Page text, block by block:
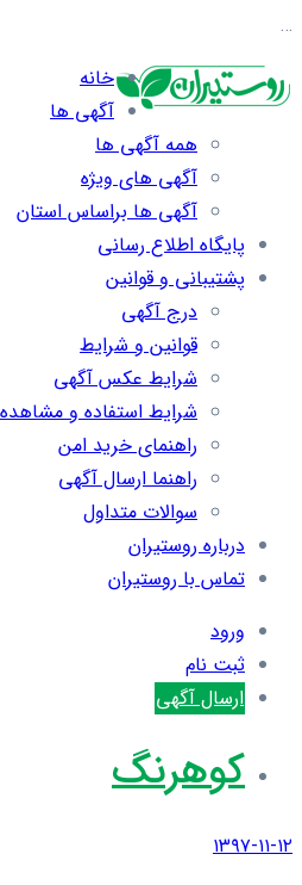
…
خانه
آگهی ها
همه آگهی ها
آگهی های ویژه
آگهی ها براساس استان
پایگاه اطلاع رسانی
پشتیبانی و قوانین
درج آگهی
قوانین و شرایط
شرایط عکس آگهی
شرایط استفاده و
راهنمای خرید امن
راهنما ارسال آگهی
سوالات متداول
درباره روستیران
تماس با روستیران
ورود
ثبت نام
ارسال آگهی
کوهرنگ
۱۳۹۷-۱۱-۱۲